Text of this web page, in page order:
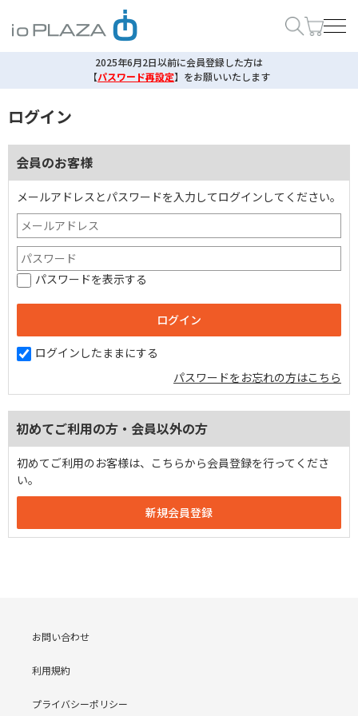
2025年6月2日以前に会員登録した方は
【パスワード再設定】 をお願いいたします
ログイン
会員のお客様
メールアドレスとパスワードを入力してログインしてください。
パスワードを表示する
ログインしたままにする
パスワードをお忘れの方はこちら
初めてご利用の方・会員以外の方
初めてご利用のお客様は、こちらから会員登録を行ってくださ
い。
お問い合わせ
利用規約
プライバシーポリシー